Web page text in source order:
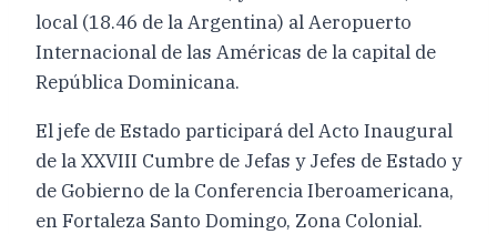
local (18.46 de la Argentina) al Aeropuerto
Internacional de las Américas de la capital de
República Dominicana.
El jefe de Estado participará del Acto Inaugural
de la XXVIII Cumbre de Jefas y Jefes de Estado y
de Gobierno de la Conferencia Iberoamericana,
en Fortaleza Santo Domingo, Zona Colonial.